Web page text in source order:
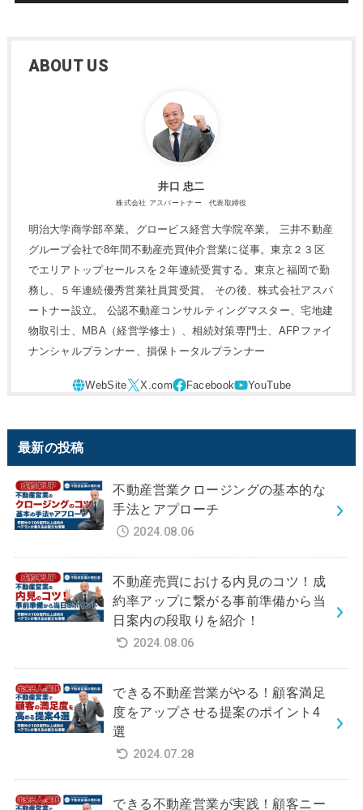
ABOUT US
井口 忠二
株式会社 アスパートナー 代表取締役
明治大学商学部卒業。グロービス経営大学院卒業。 三井不動産
グループ会社で8年間不動産売買仲介営業に従事。東京２３区
でエリアトップセールスを２年連続受賞する。東京と福岡で勤
務し、５年連続優秀営業社員賞受賞。 その後、株式会社アスパ
ートナー設立。 公認不動産コンサルティングマスター、宅地建
物取引士、MBA（経営学修士）、相続対策専門士、AFPファイ
ナンシャルプランナー、損保トータルプランナー
最新の投稿
不動産営業クロージングの基本的な
手法とアプローチ
2024.08.06
不動産売買における内見のコツ！成
約率アップに繋がる事前準備から当
日案内の段取りを紹介！
2024.08.06
できる不動産営業がやる！顧客満足
度をアップさせる提案のポイント4
選
2024.07.28
できる不動産営業が実践！顧客ニー